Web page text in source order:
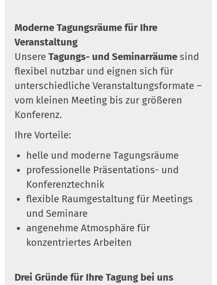
Moderne Tagungsräume für Ihre
Veranstaltung
Unsere Tagungs- und Seminarräume sind
flexibel nutzbar und eignen sich für
unterschiedliche Veranstaltungsformate –
vom kleinen Meeting bis zur größeren
Konferenz.
Ihre Vorteile:
helle und moderne Tagungsräume
professionelle Präsentations- und
Konferenztechnik
flexible Raumgestaltung für Meetings
und Seminare
angenehme Atmosphäre für
konzentriertes Arbeiten
Drei Gründe für Ihre Tagung bei uns